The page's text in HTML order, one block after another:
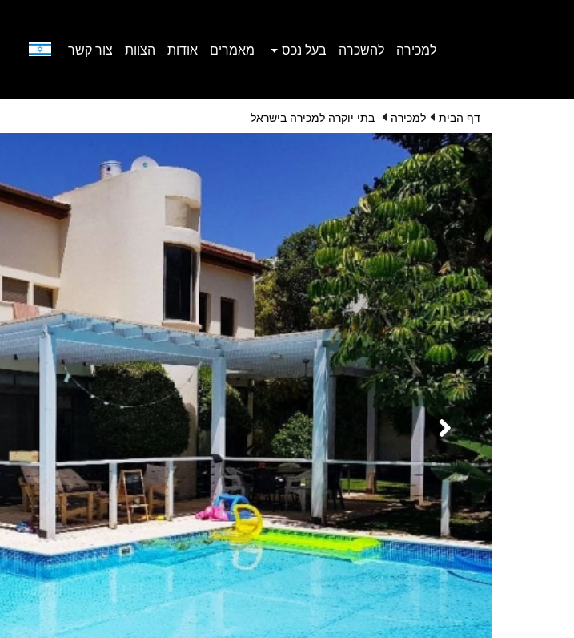
למכירה להשכרה בעל נכס מאמרים אודות הצוות צור קשר
דף הבית למכירה בתי יוקרה למכירה בישראל